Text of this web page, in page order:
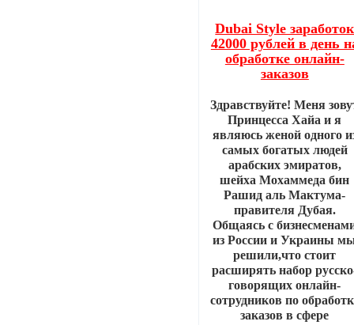
Dubai Style заработок
42000 рублей в день
обработке онлайн-
заказов
Здравствуйте! Меня
Принцесса Хайа и я
являюсь женой одного
самых богатых людей
арабских эмиратов,
шейха Мохаммеда бин
Рашид аль Мактума-
правителя Дубая.
Общаясь с
из России и Украины
решили,что стоит
расширять набор
говорящих онлайн-
сотрудников по
заказов в сфере